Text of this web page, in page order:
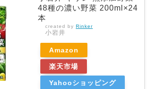
48種の濃い野菜 200ml×24
本
created by Rinker
小岩井
Amazon
楽天市場
Yahooショッピング